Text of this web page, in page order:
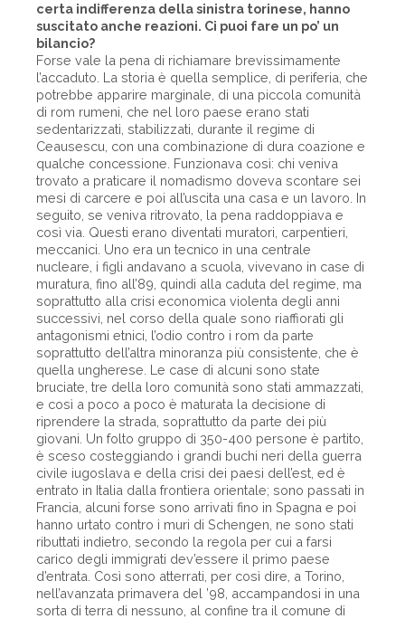
certa indifferenza della sinistra torinese, hanno
suscitato anche reazioni. Ci puoi fare un po’ un
bilancio?
Forse vale la pena di richiamare brevissimamente
l’accaduto. La storia è quella semplice, di periferia, che
potrebbe apparire marginale, di una piccola comunità
di rom rumeni, che nel loro paese erano stati
sedentarizzati, stabilizzati, durante il regime di
Ceausescu, con una combinazione di dura coazione e
qualche concessione. Funzionava così: chi veniva
trovato a praticare il nomadismo doveva scontare sei
mesi di carcere e poi all’uscita una casa e un lavoro. In
seguito, se veniva ritrovato, la pena raddoppiava e
così via. Questi erano diventati muratori, carpentieri,
meccanici. Uno era un tecnico in una centrale
nucleare, i figli andavano a scuola, vivevano in case di
muratura, fino all’89, quindi alla caduta del regime, ma
soprattutto alla crisi economica violenta degli anni
successivi, nel corso della quale sono riaffiorati gli
antagonismi etnici, l’odio contro i rom da parte
soprattutto dell’altra minoranza più consistente, che è
quella ungherese. Le case di alcuni sono state
bruciate, tre della loro comunità sono stati ammazzati,
e così a poco a poco è maturata la decisione di
riprendere la strada, soprattutto da parte dei più
giovani. Un folto gruppo di 350-400 persone è partito,
è sceso costeggiando i grandi buchi neri della guerra
civile iugoslava e della crisi dei paesi dell’est, ed è
entrato in Italia dalla frontiera orientale; sono passati in
Francia, alcuni forse sono arrivati fino in Spagna e poi
hanno urtato contro i muri di Schengen, ne sono stati
ributtati indietro, secondo la regola per cui a farsi
carico degli immigrati dev’essere il primo paese
d’entrata. Così sono atterrati, per così dire, a Torino,
nell’avanzata primavera del ’98, accampandosi in una
sorta di terra di nessuno, al confine tra il comune di